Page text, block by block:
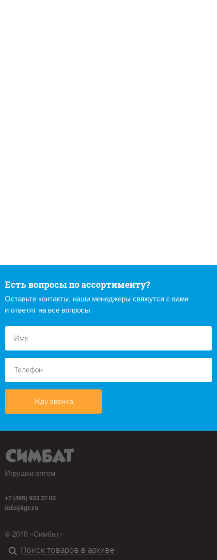
Есть вопросы по ассортименту?
Оставьте контакты, наши менеджеры свяжутся с вами
и ответят на все вопросы
Жду звонка
Игрушки оптом
+7 (495) 933 27 02
info@igr.ru
© 2018 «Симбат»